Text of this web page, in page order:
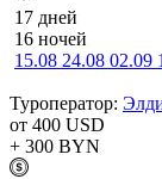
17 дней
16 ночей
15.08 24.08 02.09
Туроператор:
от 400 USD
+ 300 BYN